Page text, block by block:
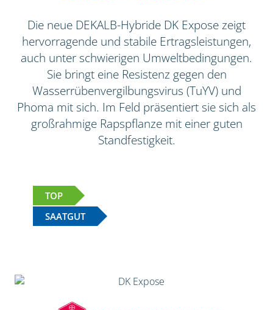
Die neue DEKALB-Hybride DK Expose zeigt
hervorragende und stabile Ertragsleistungen,
auch unter schwierigen Umweltbedingungen.
Sie bringt eine Resistenz gegen den
Wasserrübenvergilbungsvirus (TuYV) und
Phoma mit sich. Im Feld präsentiert sie sich als
großrahmige Rapspflanze mit einer guten
Standfestigkeit.
TOP
SAATGUT